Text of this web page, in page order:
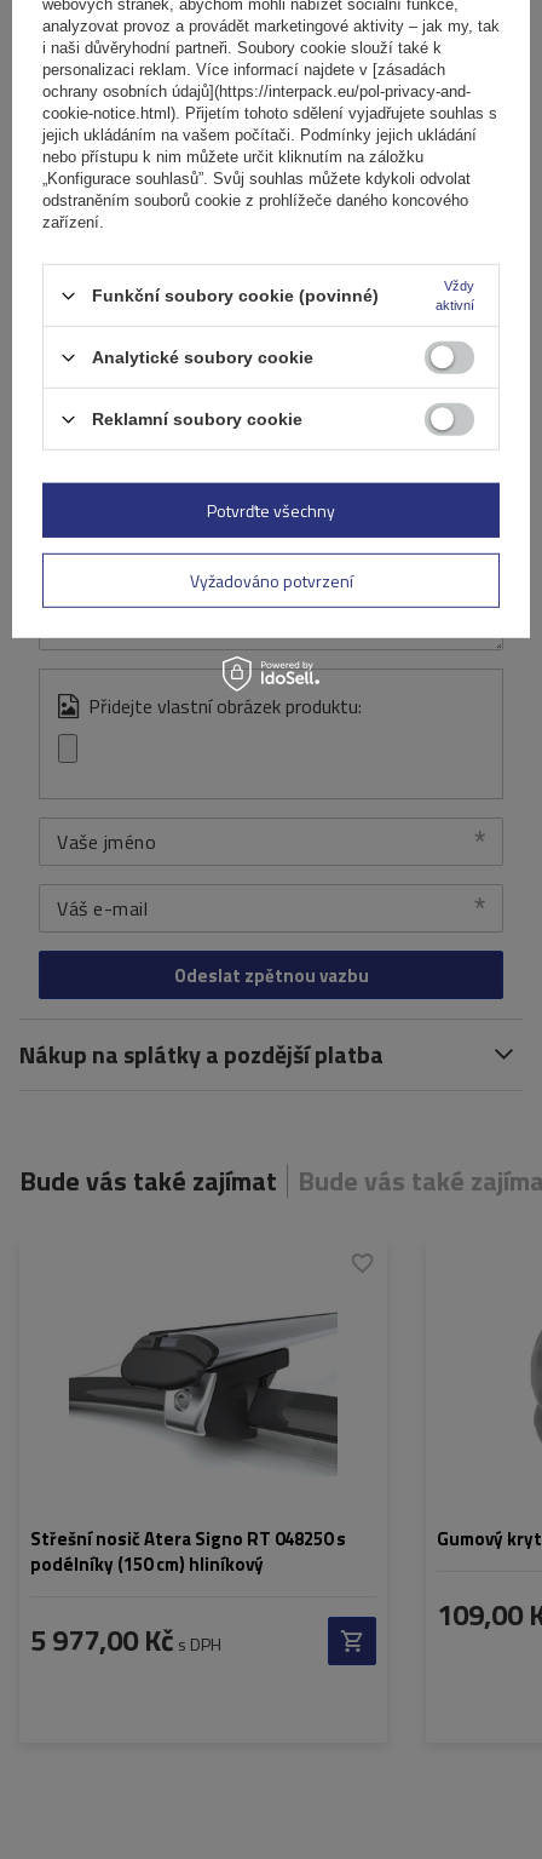
certifikaci TÜV.
Specifikace
Výrobek je vhodný pro automobily
Položit otázku
Recenze (0)
Napište svoji recenzi
Vaše hodnocení:
5/5
Obsah vašeho názoru
Přidejte vlastní obrázek produktu:
Vaše jméno
Váš e-mail
Odeslat zpětnou vazbu
Nákup na splátky a pozdější platba
Bude vás také zajímat Bude vás také
Střešní nosič Atera Signo RT 048250 s
podélníky (150 cm) hliníkový
5 977,00 Kč s DPH
Gumový
109,00
webových stránek, abychom mohli nabízet sociální funkce,
analyzovat provoz a provádět marketingové aktivity – jak my, tak
i naši důvěryhodní partneři. Soubory cookie slouží také k
personalizaci reklam. Více informací najdete v [zásadách
ochrany osobních údajů](https://interpack.eu/pol-privacy-and-
cookie-notice.html). Přijetím tohoto sdělení vyjadřujete souhlas s
jejich ukládáním na vašem počítači. Podmínky jejich ukládání
nebo přístupu k nim můžete určit kliknutím na záložku
„Konfigurace souhlasů”. Svůj souhlas můžete kdykoli odvolat
odstraněním souborů cookie z prohlížeče daného koncového
zařízení.
Funkční soubory cookie (povinné)
Vždy
aktivní
Analytické soubory cookie
Reklamní soubory cookie
Vyžadováno potvrzení
Potvrďte všechny